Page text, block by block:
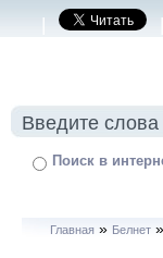
| |
Поиск в
Главная » Белнет »